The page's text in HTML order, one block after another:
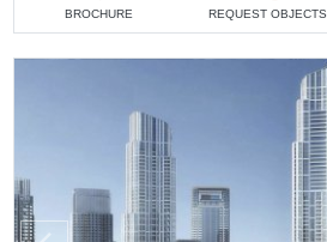
BROCHURE REQUEST OBJECTS